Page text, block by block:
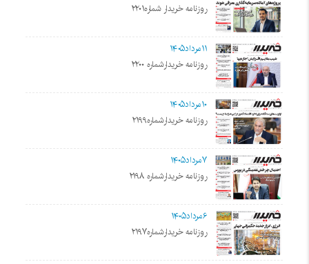
روزنامه خریدار شماره۲۲۰۱
۱۱مرداد۱۴۰۵
روزنامه خریدارشماره ۲۲۰۰
۱۰مرداد۱۴۰۵
روزنامه خریدارشماره۲۱۹۹
۷مرداد۱۴۰۵
روزنامه خریدارشماره ۲۱۹۸
۶مرداد۱۴۰۵
روزنامه خریدارشماره۲۱۹۷